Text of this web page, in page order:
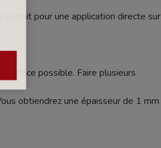
pour une application directe sur
surface possible. Faire plusieurs
obtiendrez une épaisseur de 1 mm